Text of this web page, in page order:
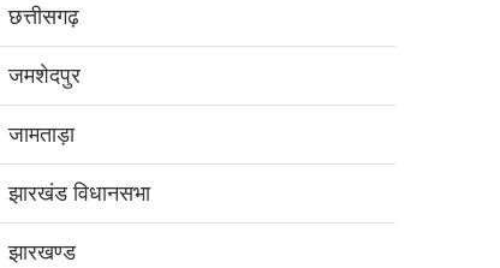
छत्तीसगढ़
जमशेदपुर
जामताड़ा
झारखंड विधानसभा
झारखण्ड